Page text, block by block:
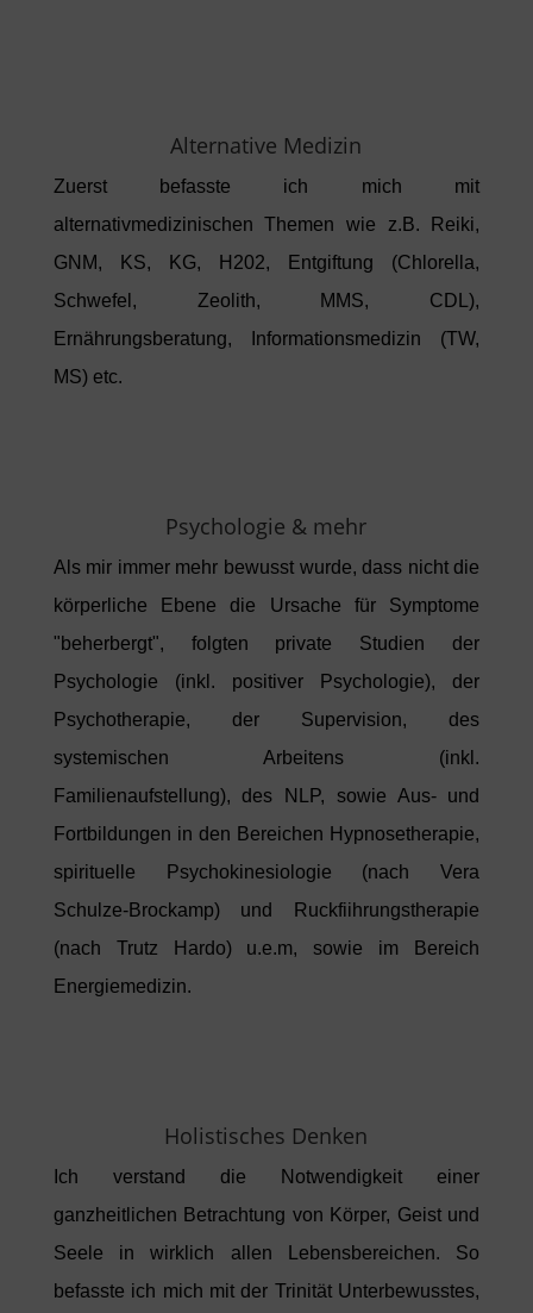
Alternative Medizin
Zuerst befasste ich mich mit
alternativmedizinischen Themen wie z.B. Reiki,
GNM, KS, KG, H202, Entgiftung (Chlorella,
Schwefel, Zeolith, MMS, CDL),
Ernährungsberatung, Informationsmedizin (TW,
MS) etc.
Psychologie & mehr
Als mir immer mehr bewusst wurde, dass nicht die
körperliche Ebene die Ursache für Symptome
"beherbergt", folgten private Studien der
Psychologie (inkl. positiver Psychologie), der
Psychotherapie, der Supervision, des
systemischen Arbeitens (inkl.
Familienaufstellung), des NLP, sowie Aus- und
Fortbildungen in den Bereichen Hypnosetherapie,
spirituelle Psychokinesiologie (nach Vera
Schulze-Brockamp) und Ruckfiihrungstherapie
(nach Trutz Hardo) u.e.m, sowie im Bereich
Energiemedizin.
Holistisches Denken
Ich verstand die Notwendigkeit einer
ganzheitlichen Betrachtung von Körper, Geist und
Seele in wirklich allen Lebensbereichen. So
befasste ich mich mit der Trinität Unterbewusstes,